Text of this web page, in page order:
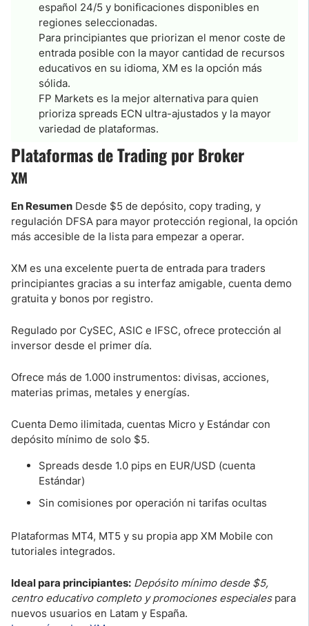
español 24/5 y bonificaciones disponibles en
regiones seleccionadas.
Para principiantes que priorizan el menor coste de
entrada posible con la mayor cantidad de recursos
educativos en su idioma, XM es la opción más
sólida.
FP Markets es la mejor alternativa para quien
prioriza spreads ECN ultra-ajustados y la mayor
variedad de plataformas.
Plataformas de Trading por Broker
XM
En Resumen Desde $5 de depósito, copy trading, y
regulación DFSA para mayor protección regional, la opción
más accesible de la lista para empezar a operar.
XM es una excelente puerta de entrada para traders
principiantes gracias a su interfaz amigable, cuenta demo
gratuita y bonos por registro.
Regulado por CySEC, ASIC e IFSC, ofrece protección al
inversor desde el primer día.
Ofrece más de 1.000 instrumentos: divisas, acciones,
materias primas, metales y energías.
Cuenta Demo ilimitada, cuentas Micro y Estándar con
depósito mínimo de solo $5.
Spreads desde 1.0 pips en EUR/USD (cuenta
Estándar)
Sin comisiones por operación ni tarifas ocultas
Plataformas MT4, MT5 y su propia app XM Mobile con
tutoriales integrados.
Ideal para principiantes: Depósito mínimo desde $5,
centro educativo completo y promociones especialespara
nuevos usuarios en Latam y España.